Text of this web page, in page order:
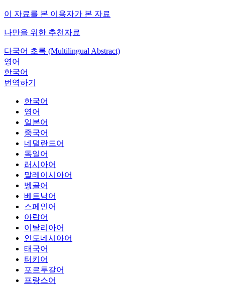
이 자료를 본 이용자가 본 자료
나만을 위한 추천자료
다국어 초록 (Multilingual Abstract)
영어
한국어
번역하기
한국어
영어
일본어
중국어
네덜란드어
독일어
러시아어
말레이시아어
벵골어
베트남어
스페인어
아랍어
이탈리아어
인도네시아어
태국어
터키어
포르투갈어
프랑스어